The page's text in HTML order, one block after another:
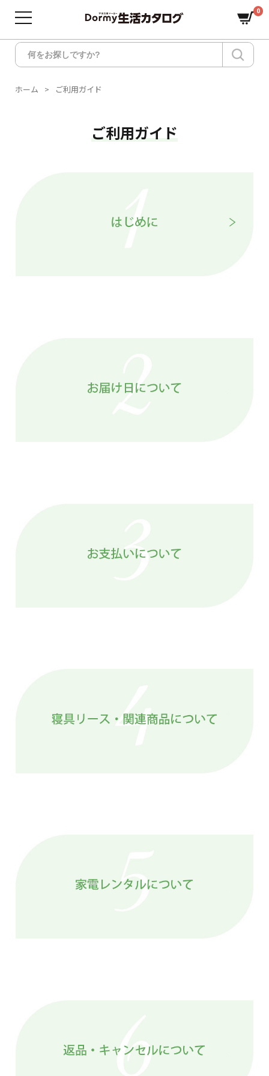
0
ホーム ご利用ガイド
ご利用ガイド